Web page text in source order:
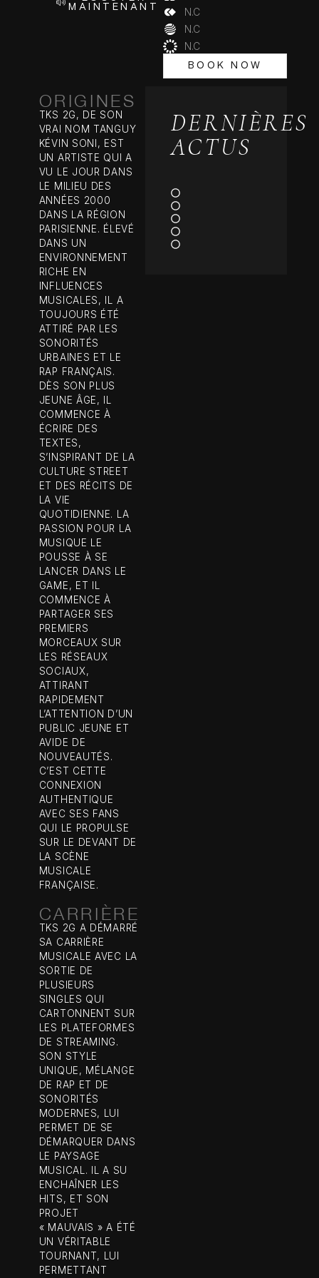
MAINTENANT
N.C
N.C
N.C
BOOK NOW
ORIGINES
TKS 2G, DE SON
VRAI NOM TANGUY
KÉVIN SONI, EST
UN ARTISTE QUI A
VU LE JOUR DANS
LE MILIEU DES
ANNÉES 2000
DANS LA RÉGION
PARISIENNE. ÉLEVÉ
DANS UN
ENVIRONNEMENT
RICHE EN
INFLUENCES
MUSICALES, IL A
TOUJOURS ÉTÉ
ATTIRÉ PAR LES
SONORITÉS
URBAINES ET LE
RAP FRANÇAIS.
DÈS SON PLUS
JEUNE ÂGE, IL
COMMENCE À
ÉCRIRE DES
TEXTES,
S’INSPIRANT DE LA
CULTURE STREET
ET DES RÉCITS DE
LA VIE
QUOTIDIENNE. LA
PASSION POUR LA
MUSIQUE LE
POUSSE À SE
LANCER DANS LE
GAME, ET IL
COMMENCE À
PARTAGER SES
PREMIERS
MORCEAUX SUR
LES RÉSEAUX
SOCIAUX,
ATTIRANT
RAPIDEMENT
L’ATTENTION D’UN
PUBLIC JEUNE ET
AVIDE DE
NOUVEAUTÉS.
C’EST CETTE
CONNEXION
AUTHENTIQUE
AVEC SES FANS
QUI LE PROPULSE
SUR LE DEVANT DE
LA SCÈNE
MUSICALE
FRANÇAISE.
CARRIÈRE
TKS 2G A DÉMARRÉ
SA CARRIÈRE
MUSICALE AVEC LA
SORTIE DE
PLUSIEURS
SINGLES QUI
CARTONNENT SUR
LES PLATEFORMES
DE STREAMING.
SON STYLE
UNIQUE, MÉLANGE
DE RAP ET DE
SONORITÉS
MODERNES, LUI
PERMET DE SE
DÉMARQUER DANS
LE PAYSAGE
MUSICAL. IL A SU
ENCHAÎNER LES
HITS, ET SON
PROJET
« MAUVAIS » A ÉTÉ
UN VÉRITABLE
TOURNANT, LUI
PERMETTANT
DERNIÈRES
ACTUS